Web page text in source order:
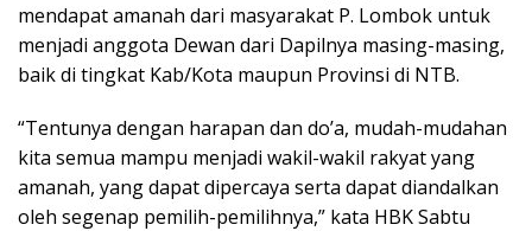
mendapat amanah dari masyarakat P. Lombok untuk
menjadi anggota Dewan dari Dapilnya masing-masing,
baik di tingkat Kab/Kota maupun Provinsi di NTB.
“Tentunya dengan harapan dan do’a, mudah-mudahan
kita semua mampu menjadi wakil-wakil rakyat yang
amanah, yang dapat dipercaya serta dapat diandalkan
oleh segenap pemilih-pemilihnya,” kata HBK Sabtu